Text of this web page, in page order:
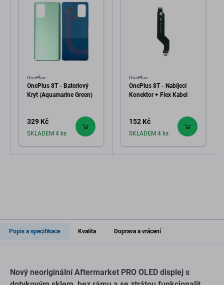
OnePlus
OnePlus 8T - Bateriový
Kryt (Aquamarine Green)
329 Kč
SKLADEM 4 ks
OnePlus
OnePlus 8T - Nabíjecí
Konektor + Flex Kabel
152 Kč
SKLADEM 4 ks
Popis a specifikace Kvalita Doprava a vrácení
Nový neoriginální Aftermarket PRO OLED displej s